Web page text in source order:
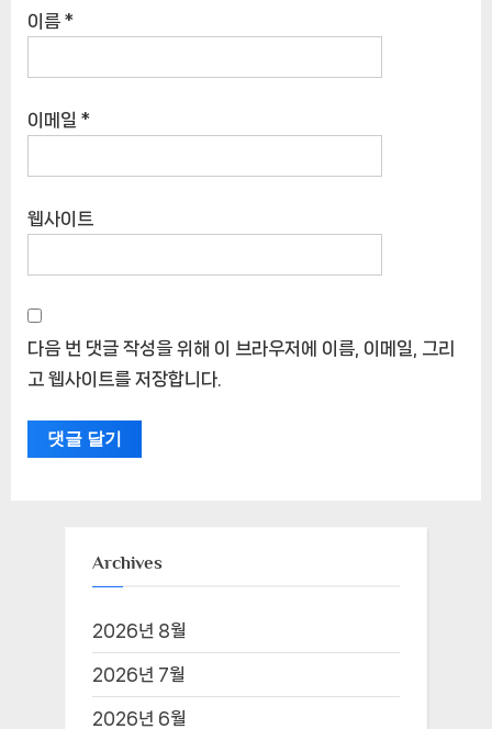
이름 *
이메일 *
웹사이트
다음 번 댓글 작성을 위해 이 브라우저에 이름, 이메일, 그리
고 웹사이트를 저장합니다.
Archives
2026년 8월
2026년 7월
2026년 6월